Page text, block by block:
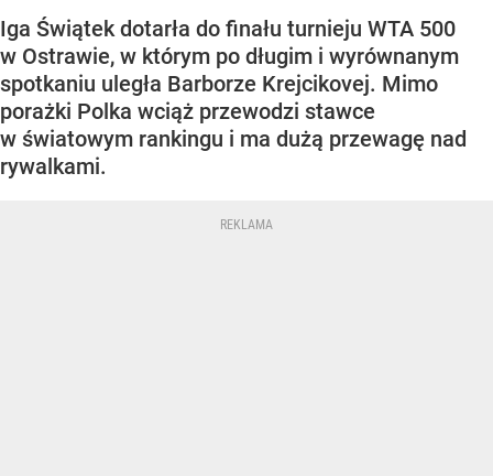
Iga Świątek dotarła do finału turnieju WTA 500
w Ostrawie, w którym po długim i wyrównanym
spotkaniu uległa Barborze Krejcikovej. Mimo
porażki Polka wciąż przewodzi stawce
w światowym rankingu i ma dużą przewagę nad
rywalkami.